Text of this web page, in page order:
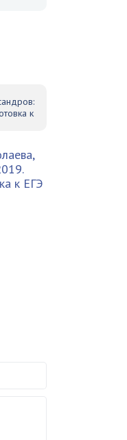
к ЕГЭ